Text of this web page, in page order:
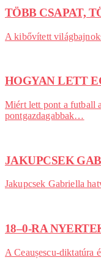
TÖBB CSAPAT,
A kibővített
HOGYAN LETT
Miért lett pont a futball
pontgazdagabbak…
JAKUPCSEK
Jakupcsek Gabriella
18–0-RA
A Ceaușescu-diktatúra